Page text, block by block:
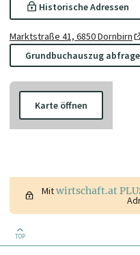
Historische Adressen
Marktstraße 41, 6850 Dornbirn
Grundbuchauszug
Karte öffnen
Mitwirtschaft.at
TOP